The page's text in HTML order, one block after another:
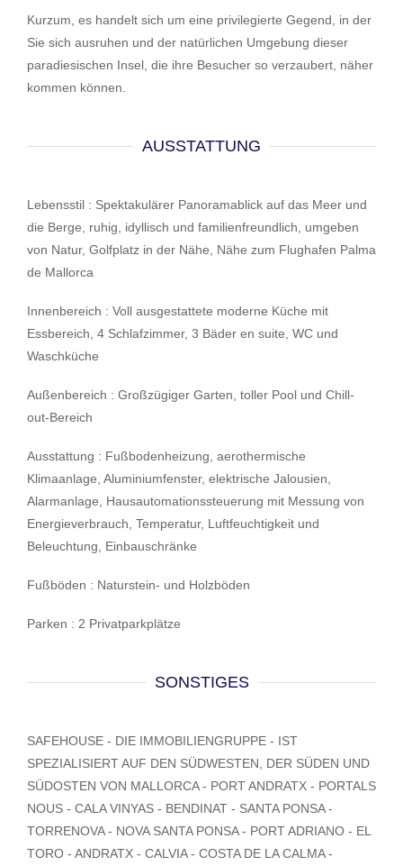
Kurzum, es handelt sich um eine privilegierte Gegend, in der
Sie sich ausruhen und der natürlichen Umgebung dieser
paradiesischen Insel, die ihre Besucher so verzaubert, näher
kommen können.
AUSSTATTUNG
Lebensstil : Spektakulärer Panoramablick auf das Meer und
die Berge, ruhig, idyllisch und familienfreundlich, umgeben
von Natur, Golfplatz in der Nähe, Nähe zum Flughafen Palma
de Mallorca
Innenbereich : Voll ausgestattete moderne Küche mit
Essbereich, 4 Schlafzimmer, 3 Bäder en suite, WC und
Waschküche
Außenbereich : Großzügiger Garten, toller Pool und Chill-
out-Bereich
Ausstattung : Fußbodenheizung, aerothermische
Klimaanlage, Aluminiumfenster, elektrische Jalousien,
Alarmanlage, Hausautomationssteuerung mit Messung von
Energieverbrauch, Temperatur, Luftfeuchtigkeit und
Beleuchtung, Einbauschränke
Fußböden : Naturstein- und Holzböden
Parken : 2 Privatparkplätze
SONSTIGES
SAFEHOUSE - DIE IMMOBILIENGRUPPE - IST
SPEZIALISIERT AUF DEN SÜDWESTEN, DER SÜDEN UND
SÜDOSTEN VON MALLORCA - PORT ANDRATX - PORTALS
NOUS - CALA VINYAS - BENDINAT - SANTA PONSA -
TORRENOVA - NOVA SANTA PONSA - PORT ADRIANO - EL
TORO - ANDRATX - CALVIA - COSTA DE LA CALMA -